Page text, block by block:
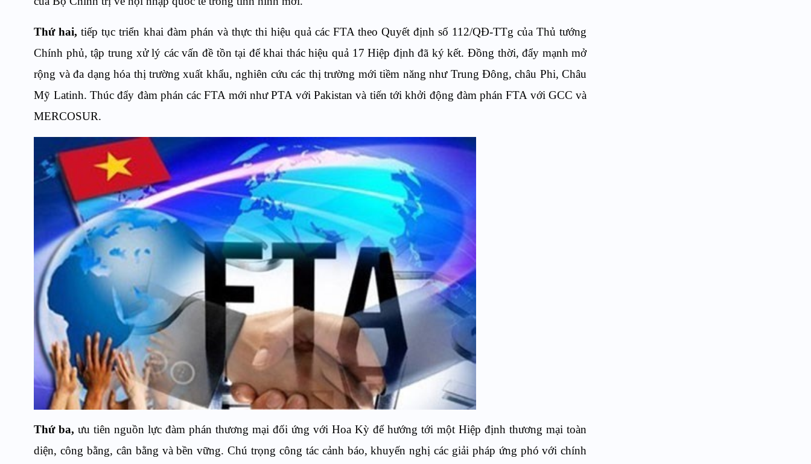
Thứ hai,tiếp tục triển khai đàm phán và thực thi hiệu quả các FTA theo Quyết định số 112/QĐ-TTg của Thủ tướng
Chính phủ, tập trung xử lý các vấn đề tồn tại để khai thác hiệu quả 17 Hiệp định đã ký kết. Đồng thời, đẩy mạnh mở
rộng và đa dạng hóa thị trường xuất khẩu, nghiên cứu các thị trường mới tiềm năng như Trung Đông, châu Phi, Châu
Mỹ Latinh. Thúc đẩy đàm phán các FTA mới như PTA với Pakistan và tiến tới khởi động đàm phán FTA với GCC và
MERCOSUR.
Thứ ba, ưu tiên nguồn lực đàm phán thương mại đối ứng với Hoa Kỳ để hướng tới một Hiệp định thương mại toàn
diện, công bằng, cân bằng và bền vững. Chú trọng công tác cảnh báo, khuyến nghị các giải pháp ứng phó với chính